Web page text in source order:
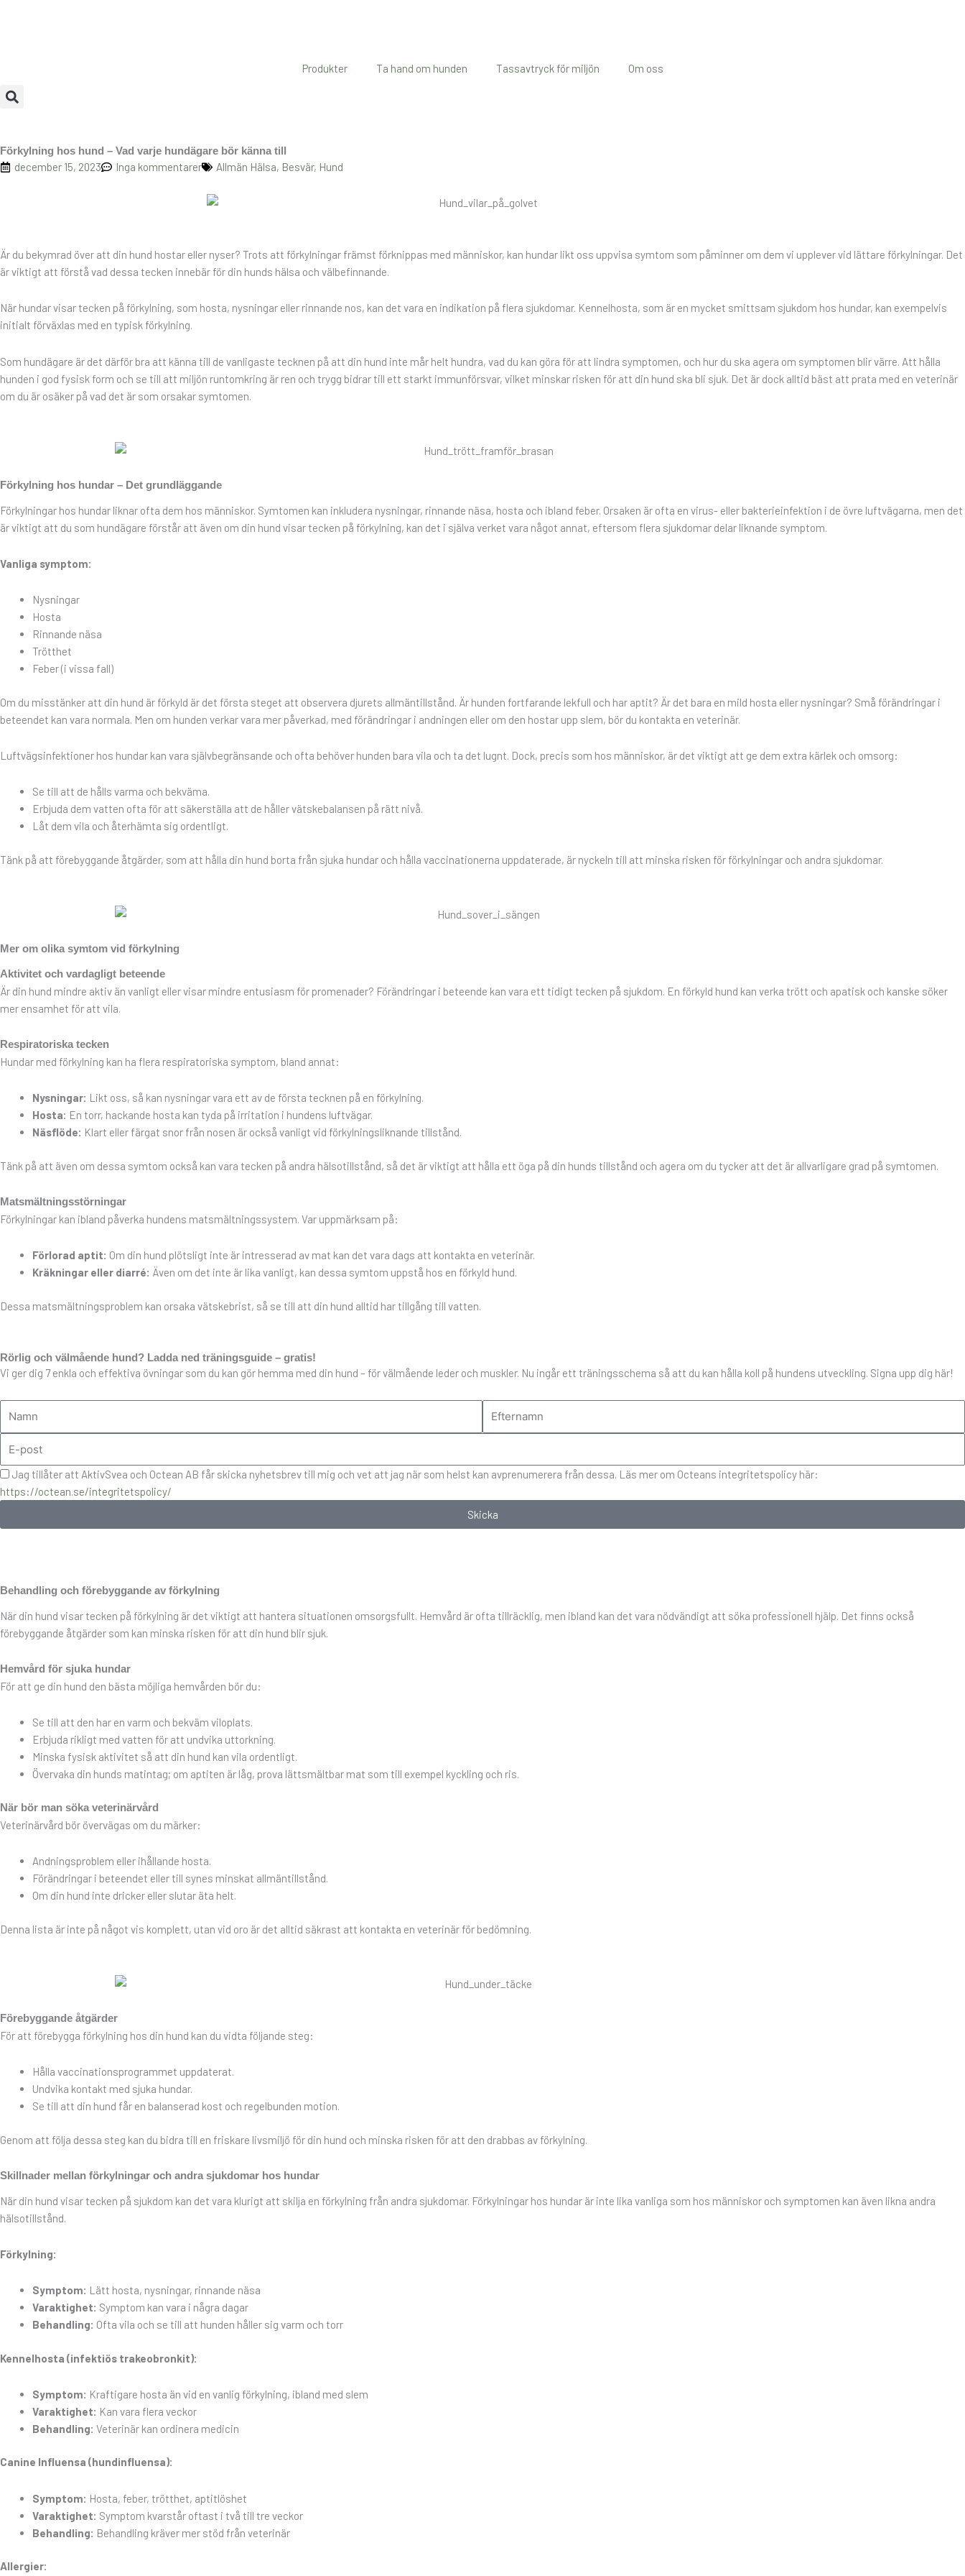
Produkter
Ta hand om hunden Tassavtryck för miljön Om oss
Förkylning hos hund – Vad varje hundägare bör känna till
december 15, 2023 Inga kommentarer Allmän Hälsa, Besvär, Hund
Är du bekymrad över att din hund hostar eller nyser? Trots att förkylningar främst förknippas med människor, kan hundar likt oss uppvisa symtom som påminner om dem vi upplever vid lättare förkylningar. Det
är viktigt att förstå vad dessa tecken innebär för din hunds hälsa och välbefinnande.
När hundar visar tecken på förkylning, som hosta, nysningar eller rinnande nos, kan det vara en indikation på flera sjukdomar. Kennelhosta, som är en mycket smittsam sjukdom hos hundar, kan exempelvis
initialt förväxlas med en typisk förkylning.
Som hundägare är det därför bra att känna till de vanligaste tecknen på att din hund inte mår helt hundra, vad du kan göra för att lindra symptomen, och hur du ska agera om symptomen blir värre. Att hålla
hunden i god fysisk form och se till att miljön runtomkring är ren och trygg bidrar till ett starkt immunförsvar, vilket minskar risken för att din hund ska bli sjuk. Det är dock alltid bäst att prata med en veterinär
om du är osäker på vad det är som orsakar symtomen.
Förkylning hos hundar – Det grundläggande
Förkylningar hos hundar liknar ofta dem hos människor. Symtomen kan inkludera nysningar, rinnande näsa, hosta och ibland feber. Orsaken är ofta en virus- eller bakterieinfektion i de övre luftvägarna, men det
är viktigt att du som hundägare förstår att även om din hund visar tecken på förkylning, kan det i själva verket vara något annat, eftersom flera sjukdomar delar liknande symptom.
Vanliga symptom:
Nysningar
Hosta
Rinnande näsa
Trötthet
Feber (i vissa fall)
Om du misstänker att din hund är förkyld är det första steget att observera djurets allmäntillstånd. Är hunden fortfarande lekfull och har aptit? Är det bara en mild hosta eller nysningar? Små förändringar i
beteendet kan vara normala. Men om hunden verkar vara mer påverkad, med förändringar i andningen eller om den hostar upp slem, bör du kontakta en veterinär.
Luftvägsinfektioner hos hundar kan vara självbegränsande och ofta behöver hunden bara vila och ta det lugnt. Dock, precis som hos människor, är det viktigt att ge dem extra kärlek och omsorg:
Se till att de hålls varma och bekväma.
Erbjuda dem vatten ofta för att säkerställa att de håller vätskebalansen på rätt nivå.
Låt dem vila och återhämta sig ordentligt.
Tänk på att förebyggande åtgärder, som att hålla din hund borta från sjuka hundar och hålla vaccinationerna uppdaterade, är nyckeln till att minska risken för förkylningar och andra sjukdomar.
Mer om olika symtom vid förkylning
Aktivitet och vardagligt beteende
Är din hund mindre aktiv än vanligt eller visar mindre entusiasm för promenader? Förändringar i beteende kan vara ett tidigt tecken på sjukdom. En förkyld hund kan verka trött och apatisk och kanske söker
mer ensamhet för att vila.
Respiratoriska tecken
Hundar med förkylning kan ha flera respiratoriska symptom, bland annat:
Nysningar: Likt oss, så kan nysningar vara ett av de första tecknen på en förkylning.
Hosta: En torr, hackande hosta kan tyda på irritation i hundens luftvägar.
Näsflöde: Klart eller färgat snor från nosen är också vanligt vid förkylningsliknande tillstånd.
Tänk på att även om dessa symtom också kan vara tecken på andra hälsotillstånd, så det är viktigt att hålla ett öga på din hunds tillstånd och agera om du tycker att det är allvarligare grad på symtomen.
Matsmältningsstörningar
Förkylningar kan ibland påverka hundens matsmältningssystem. Var uppmärksam på:
Förlorad aptit: Om din hund plötsligt inte är intresserad av mat kan det vara dags att kontakta en veterinär.
Kräkningar eller diarré: Även om det inte är lika vanligt, kan dessa symtom uppstå hos en förkyld hund.
Dessa matsmältningsproblem kan orsaka vätskebrist, så se till att din hund alltid har tillgång till vatten.
Rörlig och välmående hund? Ladda ned träningsguide – gratis!
Vi ger dig 7 enkla och effektiva övningar som du kan gör hemma med din hund – för välmående leder och muskler. Nu ingår ett träningsschema så att du kan hålla koll på hundens utveckling. Signa upp dig här!
Jag tillåter att AktivSvea och Octean AB får skicka nyhetsbrev till mig och vet att jag när som helst kan avprenumerera från dessa. Läs mer om Octeans integritetspolicy här:
https://octean.se/integritetspolicy/
Skicka
Behandling och förebyggande av förkylning
När din hund visar tecken på förkylning är det viktigt att hantera situationen omsorgsfullt. Hemvård är ofta tillräcklig, men ibland kan det vara nödvändigt att söka professionell hjälp. Det finns också
förebyggande åtgärder som kan minska risken för att din hund blir sjuk.
Hemvård för sjuka hundar
För att ge din hund den bästa möjliga hemvården bör du:
Se till att den har en varm och bekväm viloplats.
Erbjuda rikligt med vatten för att undvika uttorkning.
Minska fysisk aktivitet så att din hund kan vila ordentligt.
Övervaka din hunds matintag; om aptiten är låg, prova lättsmältbar mat som till exempel kyckling och ris.
När bör man söka veterinärvård
Veterinärvård bör övervägas om du märker:
Andningsproblem eller ihållande hosta.
Förändringar i beteendet eller till synes minskat allmäntillstånd.
Om din hund inte dricker eller slutar äta helt.
Denna lista är inte på något vis komplett, utan vid oro är det alltid säkrast att kontakta en veterinär för bedömning.
Förebyggande åtgärder
För att förebygga förkylning hos din hund kan du vidta följande steg:
Hålla vaccinationsprogrammet uppdaterat.
Undvika kontakt med sjuka hundar.
Se till att din hund får en balanserad kost och regelbunden motion.
Genom att följa dessa steg kan du bidra till en friskare livsmiljö för din hund och minska risken för att den drabbas av förkylning.
Skillnader mellan förkylningar och andra sjukdomar hos hundar
När din hund visar tecken på sjukdom kan det vara klurigt att skilja en förkylning från andra sjukdomar. Förkylningar hos hundar är inte lika vanliga som hos människor och symptomen kan även likna andra
hälsotillstånd.
Förkylning:
Symptom: Lätt hosta, nysningar, rinnande näsa
Varaktighet: Symptom kan vara i några dagar
Behandling: Ofta vila och se till att hunden håller sig varm och torr
Kennelhosta (infektiös trakeobronkit):
Symptom: Kraftigare hosta än vid en vanlig förkylning, ibland med slem
Varaktighet: Kan vara flera veckor
Behandling: Veterinär kan ordinera medicin
Canine Influensa (hundinfluensa):
Symptom: Hosta, feber, trötthet, aptitlöshet
Varaktighet: Symptom kvarstår oftast i två till tre veckor
Behandling: Behandling kräver mer stöd från veterinär
Allergier: